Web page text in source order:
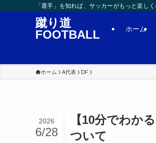
「選手」を知れば、サッカーがもっと楽しく
蹴り道
FOOTBALL
ホーム
ホーム A代表 DF
【10分でわか
ついて
2026
6/28